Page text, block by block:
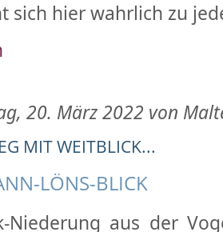
sich hier wahrlich zu
20. März 2022 von
MIT WEITBLICK...
LÖNS-BLICK
Niederung aus der